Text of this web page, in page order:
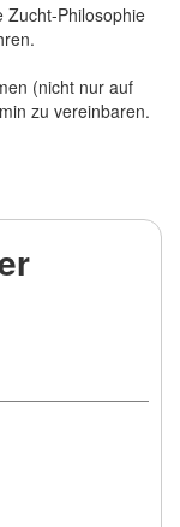
Zucht-Philosophie
(nicht nur auf
zu vereinbaren.